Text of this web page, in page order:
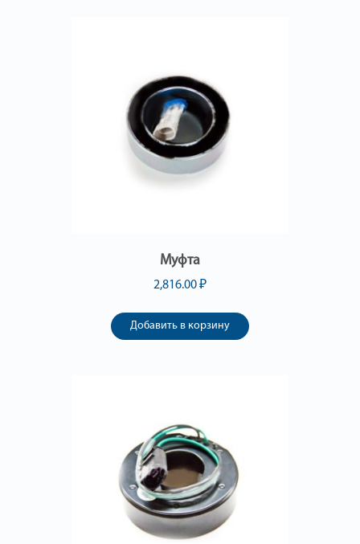
Муфта
2,816.00₽
Добавить в корзину